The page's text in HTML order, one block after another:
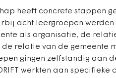
heeft concrete stappen
acht leergroepen
als organisatie, de
relatie van de gemeente
gingen zelfstandig aan
werkten aan specifieke